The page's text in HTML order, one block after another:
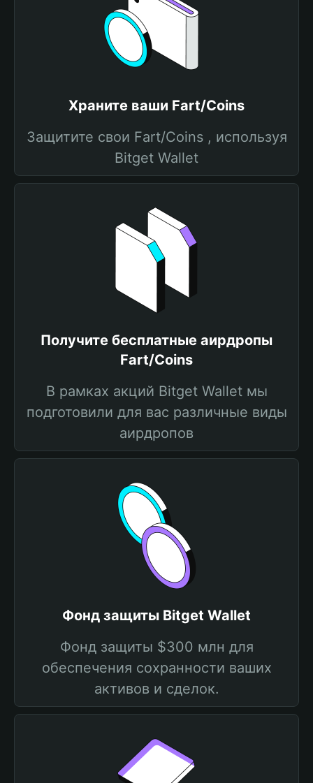
Храните ваши Fart/Coins
Защитите свои Fart/Coins , используя
Bitget Wallet
Получите бесплатные аирдропы
Fart/Coins
В рамках акций Bitget Wallet мы
подготовили для вас различные виды
аирдропов
Фонд защиты Bitget Wallet
Фонд защиты $300 млн для
обеспечения сохранности ваших
активов и сделок.